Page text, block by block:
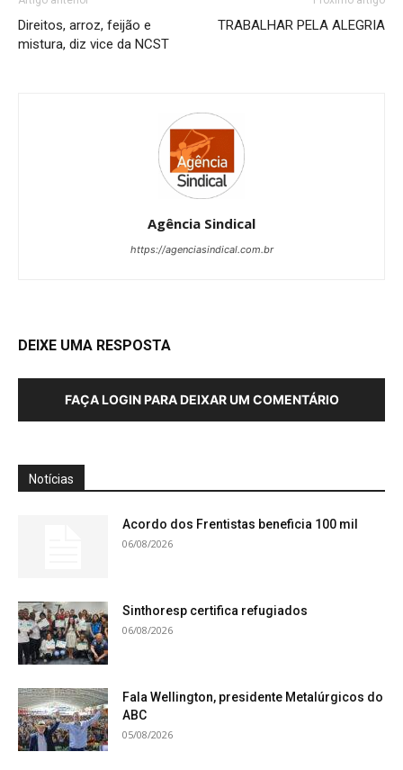
Direitos, arroz, feijão e
mistura, diz vice da NCST
TRABALHAR PELA ALEGRIA
Agência Sindical
https://agenciasindical.com.br
DEIXE UMA RESPOSTA
FAÇA LOGIN PARA DEIXAR UM COMENTÁRIO
Notícias
Acordo dos Frentistas beneficia 100 mil
06/08/2026
Sinthoresp certifica refugiados
06/08/2026
Fala Wellington, presidente Metalúrgicos do
ABC
05/08/2026